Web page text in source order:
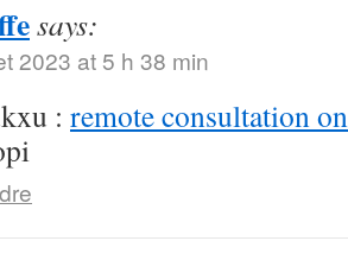
says:
2023 at 5 h 38 min
: remote consultation